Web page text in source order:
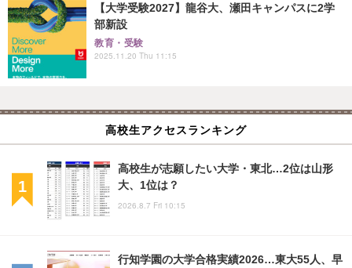
【大学受験2027】龍谷大、瀬田キャンパスに2学
部新設
教育・受験
2025.11.20 Thu 11:15
高校生アクセスランキング
高校生が志願したい大学・東北…2位は山形
大、1位は？
2026.8.7 Fri 10:15
行知学園の大学合格実績2026…東大55人、早